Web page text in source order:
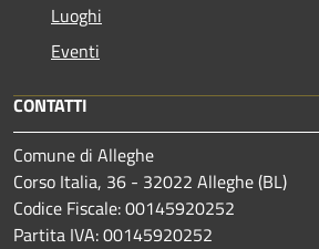
Luoghi
Eventi
CONTATTI
Comune di Alleghe
Corso Italia, 36 - 32022 Alleghe (BL)
Codice Fiscale: 00145920252
Partita IVA: 00145920252